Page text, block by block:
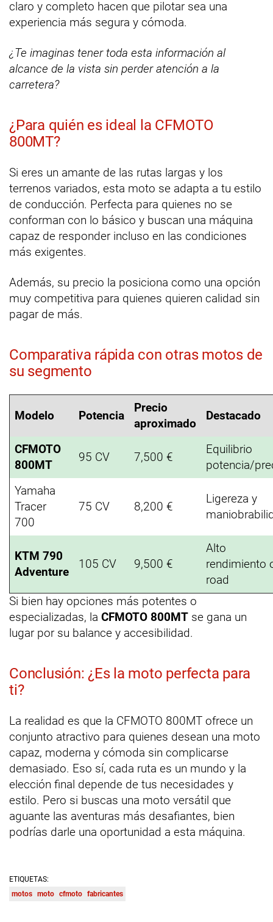
claro y completo hacen que pilotar sea una
experiencia más segura y cómoda.
¿Te imaginas tener toda esta información al
alcance de la vista sin perder atención a la
carretera?
¿Para quién es ideal la CFMOTO
800MT?
Si eres un amante de las rutas largas y los
terrenos variados, esta moto se adapta a tu estilo
de conducción. Perfecta para quienes no se
conforman con lo básico y buscan una máquina
capaz de responder incluso en las condiciones
más exigentes.
Además, su precio la posiciona como una opción
muy competitiva para quienes quieren calidad sin
pagar de más.
Comparativa rápida con otras motos de
su segmento
Modelo Potencia
Precio
aproximado
Destacado
CFMOTO
800MT
95 CV 7,500 €
Equilibrio
potencia/
Yamaha
Tracer
700
75 CV 8,200 €
Ligereza y
KTM 790
Adventure
105 CV 9,500 €
Alto
rendimiento
road
Si bien hay opciones más potentes o
especializadas, la CFMOTO 800MT se gana un
lugar por su balance y accesibilidad.
Conclusión: ¿Es la moto perfecta para
ti?
La realidad es que la CFMOTO 800MT ofrece un
conjunto atractivo para quienes desean una moto
capaz, moderna y cómoda sin complicarse
demasiado. Eso sí, cada ruta es un mundo y la
elección final depende de tus necesidades y
estilo. Pero si buscas una moto versátil que
aguante las aventuras más desafiantes, bien
podrías darle una oportunidad a esta máquina.
ETIQUETAS:
motos moto cfmoto fabricantes